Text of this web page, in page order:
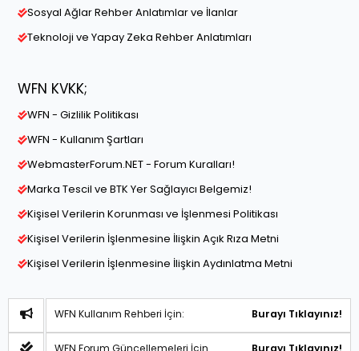
Sosyal Ağlar Rehber Anlatımlar ve İlanlar
Teknoloji ve Yapay Zeka Rehber Anlatımları
WFN KVKK;
WFN - Gizlilik Politikası
WFN - Kullanım Şartları
WebmasterForum.NET - Forum Kuralları!
Marka Tescil ve BTK Yer Sağlayıcı Belgemiz!
Kişisel Verilerin Korunması ve İşlenmesi Politikası
Kişisel Verilerin İşlenmesine İlişkin Açık Rıza Metni
Kişisel Verilerin İşlenmesine İlişkin Aydınlatma Metni
WFN Kullanım Rehberi İçin: Burayı Tıklayınız!
WFN Forum Güncellemeleri İçin Burayı Tıklayınız!